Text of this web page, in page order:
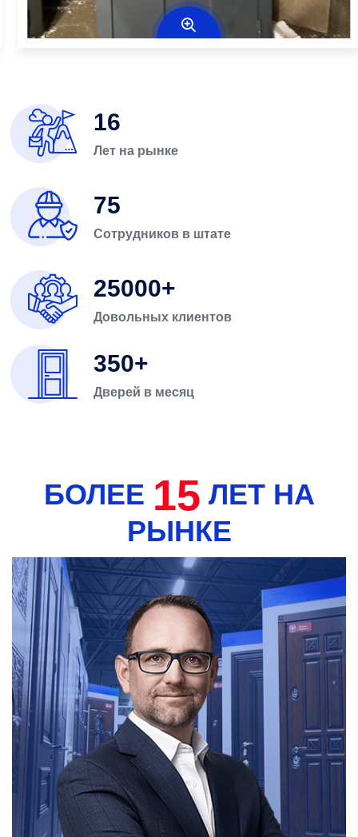
16
Лет на рынке
75
Сотрудников в штате
25000
Довольных клиентов
350
Дверей в месяц
БОЛЕЕ 15 ЛЕТ НА
РЫНКЕ